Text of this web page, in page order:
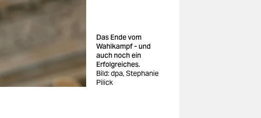
Das Ende vom
Wahlkampf - und
auch noch ein
Erfolgreiches.
Bild: dpa, Stephanie
Pilick